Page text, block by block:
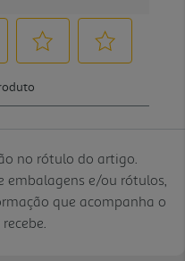
no rótulo do artigo.
embalagens e/ou rótulos,
que acompanha o